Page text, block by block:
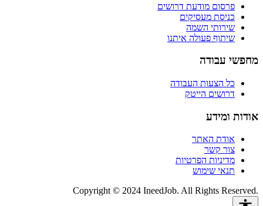
פרסום מודעת דרושים
כניסת מעסיקים
שירותי השמה
שיתוף פעולה איתנו
מחפשי עבודה
כל הצעות העבודה
דרושים הייטק
אודות ומידע
אודת האתר
צור קשר
מדיניות הפרטיות
תנאי שימוש
Copyright © 2024 IneedJob. All Rights Reserved.